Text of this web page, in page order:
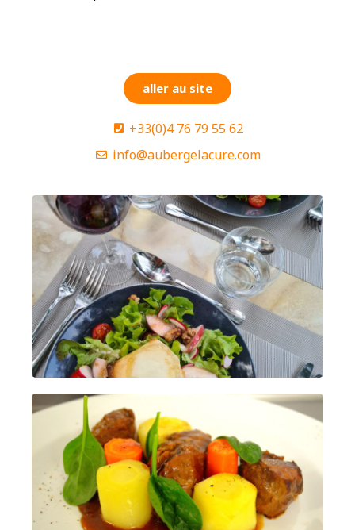
aller au site
+33(0)4 76 79 55 62
info@aubergelacure.com